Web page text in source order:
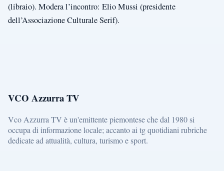
(libraio). Modera l’incontro: Elio Mussi (presidente
dell’Associazione Culturale Serif).
VCO Azzurra TV
Vco Azzurra TV è un'emittente piemontese che dal 1980 si
occupa di informazione locale; accanto ai tg quotidiani rubriche
dedicate ad attualità, cultura, turismo e sport.